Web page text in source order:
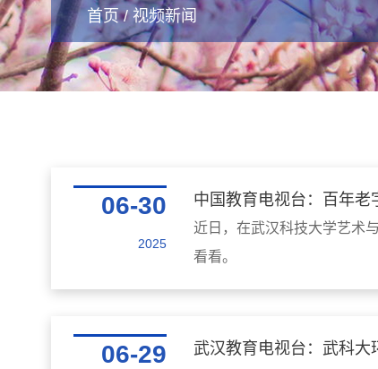
首页/ 视频新闻
06-30
2025
中国教育电视台：百年老
近日，在武汉科技大学艺术
看看。
06-29 武汉教育电视台：武科